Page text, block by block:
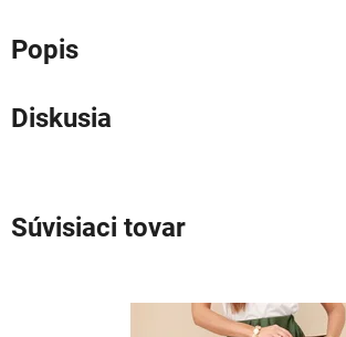
Popis
Diskusia
Súvisiaci tovar